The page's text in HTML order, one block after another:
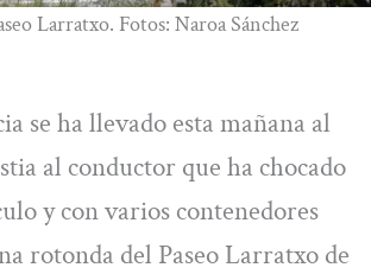
Larratxo. Fotos: Naroa Sánchez
se ha llevado esta mañana al
al conductor que ha chocado
y con varios contenedores
rotonda del Paseo Larratxo de